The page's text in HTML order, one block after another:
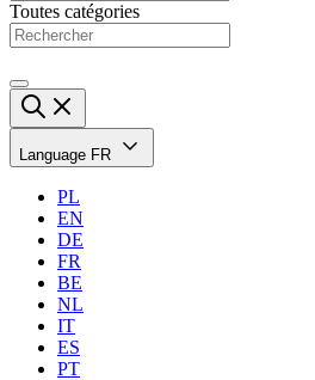
Toutes catégories
Language FR
PL
EN
DE
FR
BE
NL
IT
ES
PT